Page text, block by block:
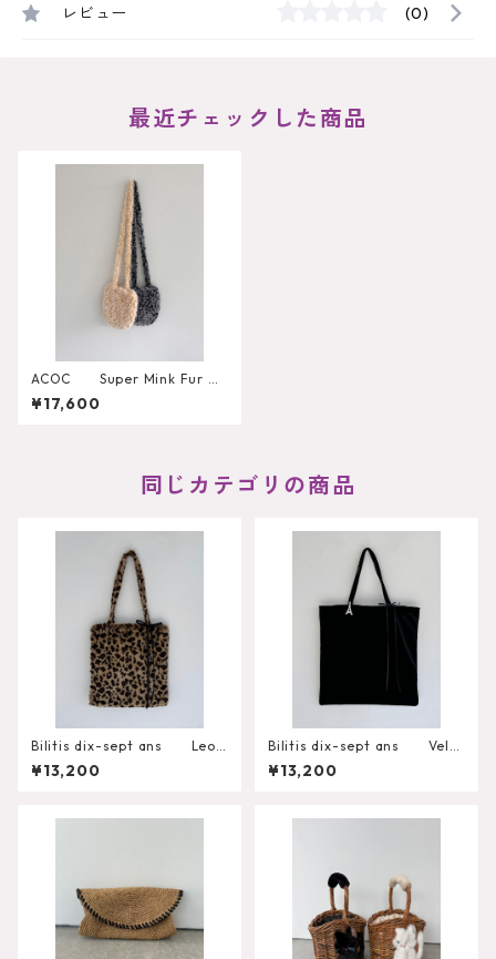
レビュー (0)
最近チェックした商品
ACOC Super Mink Fur Ro
und Bag
¥17,600
同じカテゴリの商品
Bilitis dix-sept ans Leop
ard Fur Tote A
¥13,200
Bilitis dix-sept ans Velv
et Big Tote
¥13,200